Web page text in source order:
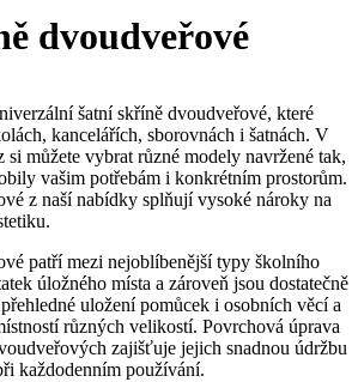
dvoudveřové
šatní skříně dvoudveřové, které
kancelářích, sborovnách i šatnách. V
si můžete vybrat různé modely navržené tak,
vašim potřebám i konkrétním prostorům.
z naší nabídky splňují vysoké nároky na
patří mezi nejoblíbenější typy školního
úložného místa a zároveň jsou dostatečně
uložení pomůcek i osobních věcí a
různých velikostí. Povrchová úprava
zajišťuje jejich snadnou údržbu
každodenním používání.